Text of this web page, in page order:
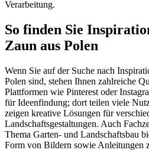
Verarbeitung.
So finden Sie
Zaun aus Polen
Wenn Sie auf der Suche nach
Polen sind, stehen Ihnen zahlreiche
Plattformen wie Pinterest oder
für Ideenfindung; dort teilen viele
zeigen kreative Lösungen für
Landschaftsgestaltungen. Auch
Thema Garten- und Landschaftsbau
Form von Bildern sowie Anleitungen